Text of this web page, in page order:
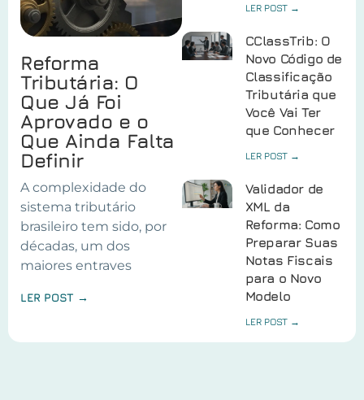
Reforma
Tributária: O
Que Já Foi
Aprovado e o
Que Ainda Falta
Definir
A complexidade do
sistema tributário
brasileiro tem sido, por
décadas, um dos
maiores entraves
LER POST →
LER POST →
CClassTrib: O
Novo Código de
Classificação
Tributária que
Você Vai Ter
que Conhecer
LER POST →
Validador de
XML da
Reforma: Como
Preparar Suas
Notas Fiscais
para o Novo
Modelo
LER POST →